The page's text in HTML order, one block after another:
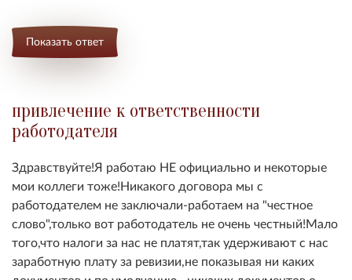
Показать ответ
привлечение к ответственности
работодателя
Здравствуйте!Я работаю НЕ официально и некоторые
мои коллеги тоже!Никакого договора мы с
работодателем не заключали-работаем на "честное
слово",только вот работодатель не очень честный!Мало
того,что налоги за нас не платят,так удерживают с нас
заработную плату за ревизии,не показывая ни каких